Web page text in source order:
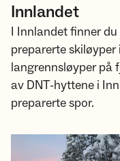
Innlandet
I Innlandet finner
preparerte
langrennsløyper på
av DNT-hyttene i
preparerte spor.